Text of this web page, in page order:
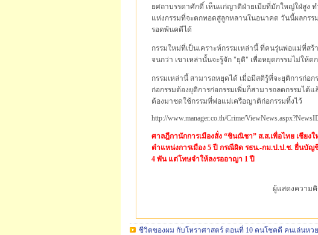
ยศถาบรรดาศักดิ์ เห็นแก่ญาติฝ่ายเมียที่มักใหญ่ใฝ่สูง
แห่งกรรมที่จะตกทอดสู่ลูกหลานในอนาคต วันนี้ผลกร
รอดพ้นคดีได้
กรรมใหม่ที่เป็นเคราะห์กรรมเหล่านี้ ที่คนรุ่นพ่อแม่ที่ส
จนกว่า เขาเหล่านั้นจะรู้จัก "ยุติ" เพื่อหยุดกรรมไม่ให้ต
กรรมเหล่านี้ สามารถหยุดได้ เมื่อมีสติรู้ที่จะยุติการก่อก
ก่อกรรมต้องยุติการก่อกรรมเพิ่มก็สามารถลดกรรมได้
ต้องมาชดใช้กรรมที่พ่อแม่เครือญาติก่อกรรมทิ้งไว้
http://www.manager.co.th/Crime/
ศาลฎีกานักการเมืองสั่ง “ชินณิชา” ส.ส.เพื่อไทย เชีย
ตำแหน่งการเมือง 5 ปี กรณีผิด รธน.-กม.ป.ป.ช. ยื่นบั
4 พัน แต่โทษจำให้ลงรออาญา 1 ปี
ผู้แสดงความ
ชีวิตของผม กับโหราศาสตร์ ตอนที่ 10 คนโชคดี คนเล่นห